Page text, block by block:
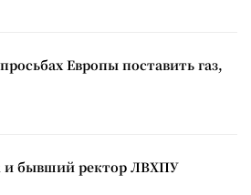
Европы поставить газ,
и бывший ректор ЛВХПУ